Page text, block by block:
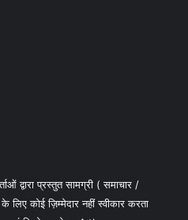
द्वारा प्रस्तुत सामग्री ( समाचार /
कोई ज़िम्मेदार नहीं स्वीकार करता